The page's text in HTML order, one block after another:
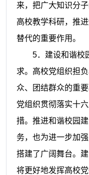
来，把广大知识分
高校教学科研，推
替代的重要作用。
5．建设和谐校
求。高校党组织担
众、团结群众的重
党组织贯彻落实十
措。推进和谐校园
务，也为进一步加
搭建了广阔舞台。
将更好地发挥高校